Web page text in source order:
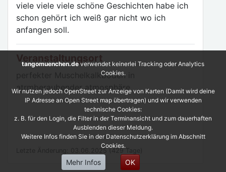
viele viele viele schöne Geschichten habe ich
schon gehört ich weiß gar nicht wo ich
anfangen soll.
Veranstaltungsort
perfekter Muschelkalkboden in
atrmberaubender atmosphäre
Letzte Änderung: 03.06.2025 (429 Tage)
tangomuenchen.deverwendet keinerlei Tracking oder Analytics
Cookies.
Wir nutzen jedoch OpenStreet zur Anzeige von Karten (Damit wird deine
IP Adresse an Open Street map übertragen) und wir verwenden
technische Cookies:
z. B. für den Login, die Filter in der Terminansicht und zum dauerhaften
Ausblenden dieser Meldung.
Weitere Infos finden Sie in der Datenschutzerklärung im Abschnitt
Cookies.
Mehr Infos OK